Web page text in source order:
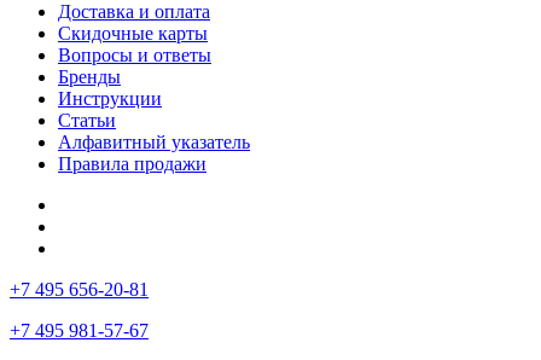
Доставка и оплата
Скидочные карты
Вопросы и ответы
Бренды
Инструкции
Статьи
Алфавитный указатель
Правила продажи
+7 495 656-20-81
+7 495 981-57-67